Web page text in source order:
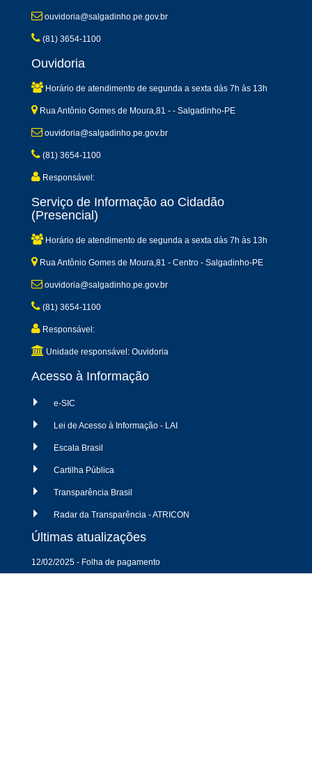
ouvidoria@salgadinho.pe.gov.br
(81) 3654-1100
Ouvidoria
Horário de atendimento de segunda a sexta dàs 7h às 13h
Rua Antônio Gomes de Moura,81 - - Salgadinho-PE
ouvidoria@salgadinho.pe.gov.br
(81) 3654-1100
Responsável:
Serviço de Informação ao Cidadão
(Presencial)
Horário de atendimento de segunda a sexta dàs 7h às 13h
Rua Antônio Gomes de Moura,81 - Centro - Salgadinho-PE
ouvidoria@salgadinho.pe.gov.br
(81) 3654-1100
Responsável:
Unidade responsável: Ouvidoria
Acesso à Informação
e-SIC
Lei de Acesso à Informação - LAI
Escala Brasil
Cartilha Pública
Transparência Brasil
Radar da Transparência - ATRICON
Últimas atualizações
12/02/2025 - Folha de pagamento